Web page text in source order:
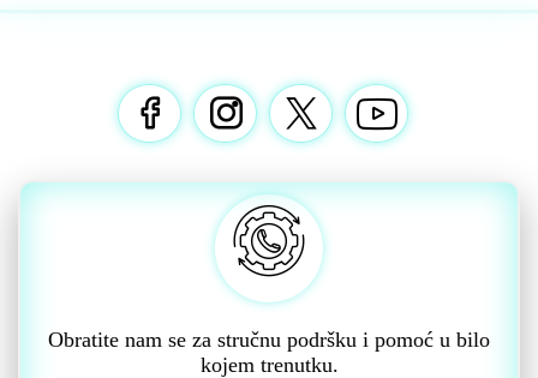
Obratite nam se za stručnu podršku i pomoć u bilo
kojem trenutku.